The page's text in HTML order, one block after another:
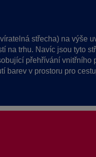
střecha) na výše
na trhu. Navíc jsou tyto
přehřívání vnitřního
barev v prostoru pro